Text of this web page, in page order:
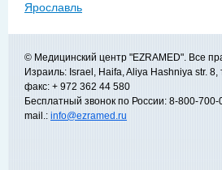
Ярославль
© Медицинский центр "EZRAMED". Все
Израиль: Israel, Haifa, Aliya Hashniya str.
факс: + 972 362 44 580
Бесплатный звонок по России: 8-800-
mail.: info@ezramed.ru